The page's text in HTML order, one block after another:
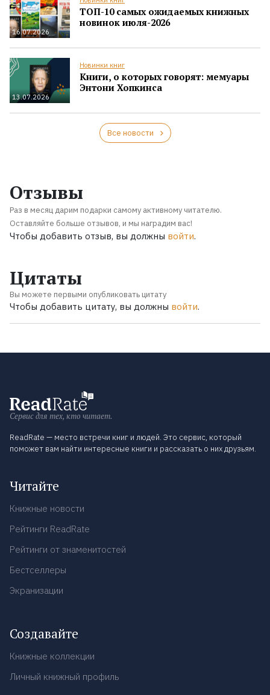
16.07.2026
ТОП-10 самых ожидаемых книжных
новинок июля-2026
13.07.2026
Новинки книг
Книги, о которых говорят: мемуары
Энтони Хопкинса
Все новости
Отзывы
Раз в месяц дарим подарки самому активному читателю.
Оставляйте больше отзывов, и мы наградим вас!
Чтобы добавить отзыв, вы должны войти.
Цитаты
Вы можете первыми опубликовать цитату
Чтобы добавить цитату, вы должны войти.
Сервис для тех, кто читает.
ReadRate — место встречи книг и людей. Это сервис, который
поможет вам найти интересные книги и рассказать о них друзьям.
Читайте
Книжные новости
Рейтинги ReadRate
Рейтинги от знаменитостей
Бестселлеры
Экранизации
Создавайте
Книжные коллекции
Личный книжный профиль